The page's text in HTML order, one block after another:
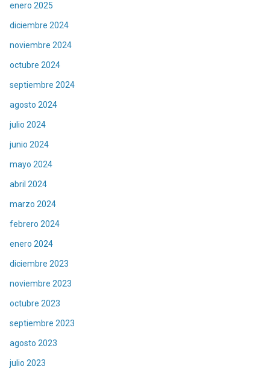
enero 2025
diciembre 2024
noviembre 2024
octubre 2024
septiembre 2024
agosto 2024
julio 2024
junio 2024
mayo 2024
abril 2024
marzo 2024
febrero 2024
enero 2024
diciembre 2023
noviembre 2023
octubre 2023
septiembre 2023
agosto 2023
julio 2023